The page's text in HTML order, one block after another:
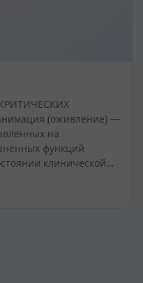
(оживление) —
на
функций
клинической…